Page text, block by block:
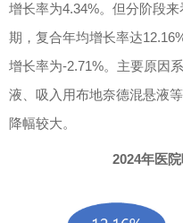
增长率为4.34%。但分阶段
期，复合年均增长率达
增长率为-2.71%。主要原因
液、 吸入用布地奈德混悬液等
降幅较大。
2024年医